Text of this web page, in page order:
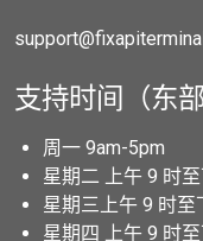
支持时间（东
周一 9am-5pm
星期二 上午 9 时
星期三上午 9 时至
星期四 上午 9 时